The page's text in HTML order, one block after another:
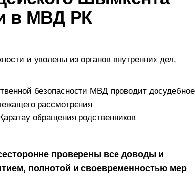
в МВД РК
и уволены из органов внутренних дел,
безопасности МВД проводит досудебное
рассмотрения
обращения родственников
проверены все доводы и
полнотой и своевременностью мер